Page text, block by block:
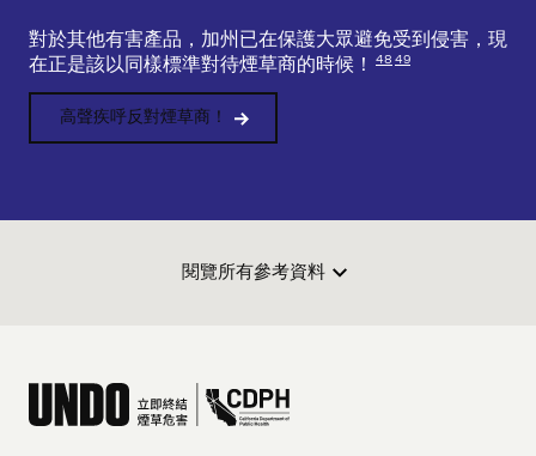
對於其他有害產品，加州已在保護大眾避免受到侵害，現
在正是該以同樣標準對待煙草商的時候！
48 49
高聲疾呼反對煙草商！
閱覽所有參考資料